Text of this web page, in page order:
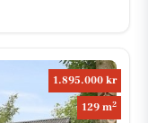
1.895.000 kr
129 m2